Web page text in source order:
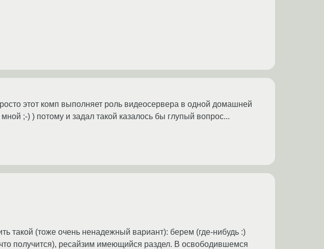
этот комп выполняет роль видеосервера в одной домашней
;-) ) потому и задал такой казалось бы глупый вопрос...
такой (тоже очень ненадежный вариант): берем (где-нибудь :)
получится), ресайзим имеющийся раздел. В освободившемся